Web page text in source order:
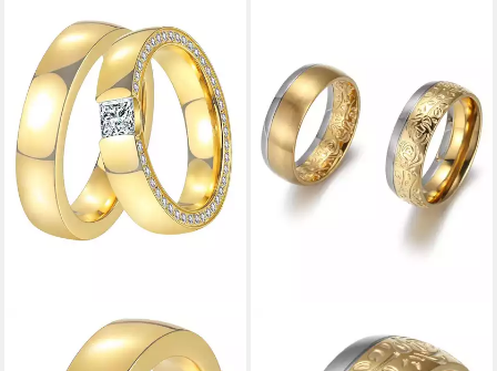
Trauring Schmuck Geschenk
Trauring Schmuck Geschenk